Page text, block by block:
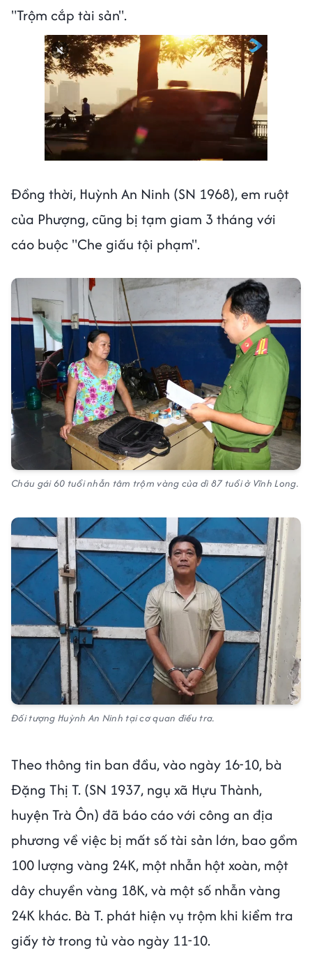
"Trộm cắp tài sản".
Đồng thời, Huỳnh An Ninh (SN 1968), em ruột
của Phượng, cũng bị tạm giam 3 tháng với
cáo buộc "Che giấu tội phạm".
Cháu gái 60 tuổi nhẫn tâm trộm vàng của dì 87 tuổi ở Vĩnh Long.
Đối tượng Huỳnh An Ninh tại cơ quan điều tra.
Theo thông tin ban đầu, vào ngày 16-10, bà
Đặng Thị T. (SN 1937, ngụ xã Hựu Thành,
huyện Trà Ôn) đã báo cáo với công an địa
phương về việc bị mất số tài sản lớn, bao gồm
100 lượng vàng 24K, một nhẫn hột xoàn, một
dây chuyền vàng 18K, và một số nhẫn vàng
24K khác. Bà T. phát hiện vụ trộm khi kiểm tra
giấy tờ trong tủ vào ngày 11-10.